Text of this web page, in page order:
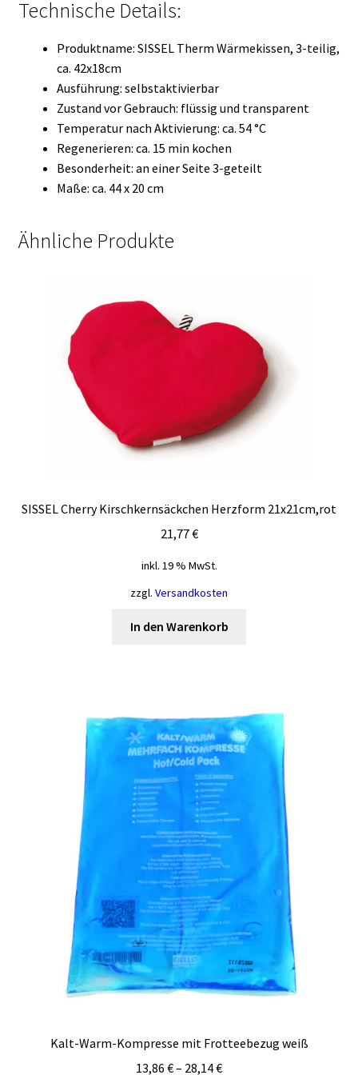
Technische Details:
Produktname: SISSEL Therm Wärmekissen, 3-teilig,
ca. 42x18cm
Ausführung: selbstaktivierbar
Zustand vor Gebrauch: flüssig und transparent
Temperatur nach Aktivierung: ca. 54 °C
Regenerieren: ca. 15 min kochen
Besonderheit: an einer Seite 3-geteilt
Maße: ca. 44 x 20 cm
Ähnliche Produkte
SISSEL Cherry Kirschkernsäckchen Herzform 21x21cm,rot
21,77€
inkl. 19 % MwSt.
zzgl. Versandkosten
In den Warenkorb
Kalt-Warm-Kompresse mit Frotteebezug weiß
13,86 €– 28,14€